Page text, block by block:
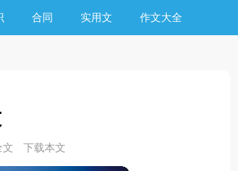
合同 实用文 作文大全
文 下载本文